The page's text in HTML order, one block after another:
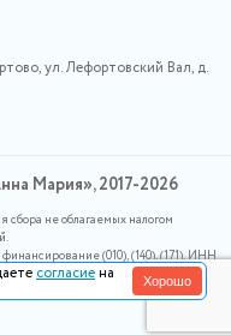
ул. Лефортовский Вал, д.
Мария», 2017-2026
сбора не облагаемых налогом
(010), (140), (171). ИНН
Роскомнадзора 77-24-166339
согласиена Хорошо